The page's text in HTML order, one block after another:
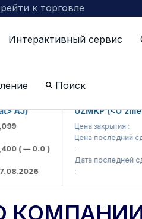
к торговле
Интерактивный сервис
Поиск
( — 0.0 )
UZMKP
Цена закрытия :
Цена последний
Дата последней